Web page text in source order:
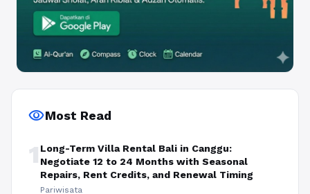
visibilityMost Read
1 Long-Term Villa Rental Bali in Canggu:
Negotiate 12 to 24 Months with Seasonal
Repairs, Rent Credits, and Renewal Timing
Pariwisata